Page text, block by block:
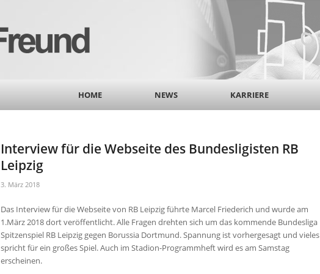
HOME NEWS KARRIERE
Interview für die Webseite des Bundesligisten RB
Leipzig
3. März 2018
Das Interview für die Webseite von RB Leipzig führte Marcel Friederich und wurde am
1.März 2018 dort veröffentlicht. Alle Fragen drehten sich um das kommende Bundesliga
Spitzenspiel RB Leipzig gegen Borussia Dortmund. Spannung ist vorhergesagt und vieles
spricht für ein großes Spiel. Auch im Stadion-Programmheft wird es am Samstag
erscheinen.